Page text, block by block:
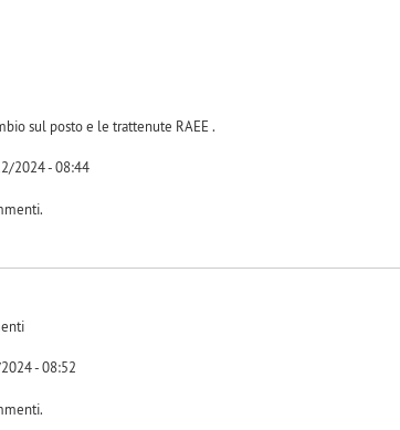
sul posto e le trattenute RAEE .
2024 - 08:44
- 08:52